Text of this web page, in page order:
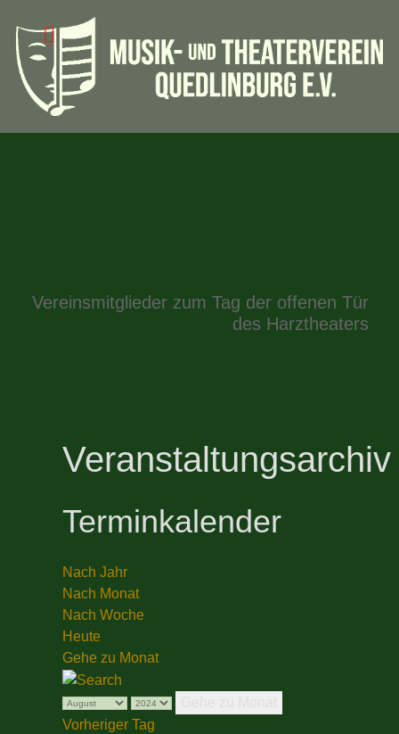
Vereinsmitglieder zum Tag der offenen Tür
des Harztheaters
Veranstaltungsarchiv
Terminkalender
Nach Jahr
Nach Monat
Nach Woche
Heute
Gehe zu Monat
Vorheriger Tag